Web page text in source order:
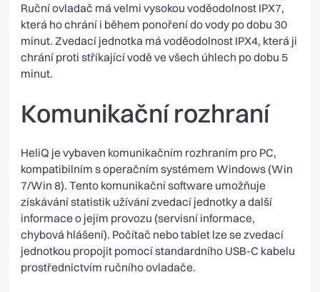
Ruční ovladač má velmi vysokou voděodolnost IPX7,
která ho chrání i během ponoření do vody po dobu 30
minut. Zvedací jednotka má voděodolnost IPX4, která ji
chrání proti stříkající vodě ve všech úhlech po dobu 5
minut.
Komunikační rozhraní
HeliQ je vybaven komunikačním rozhraním pro PC,
kompatibilním s operačním systémem Windows (Win
7/Win 8). Tento komunikační software umožňuje
získávání statistik užívání zvedací jednotky a další
informace o jejím provozu (servisní informace,
chybová hlášení). Počítač nebo tablet lze se zvedací
jednotkou propojit pomocí standardního USB-C kabelu
prostřednictvím ručního ovladače.